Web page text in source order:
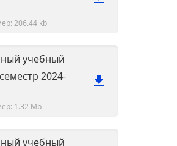
206.44 kb
учебный
2024-
1.32 Mb
учебный